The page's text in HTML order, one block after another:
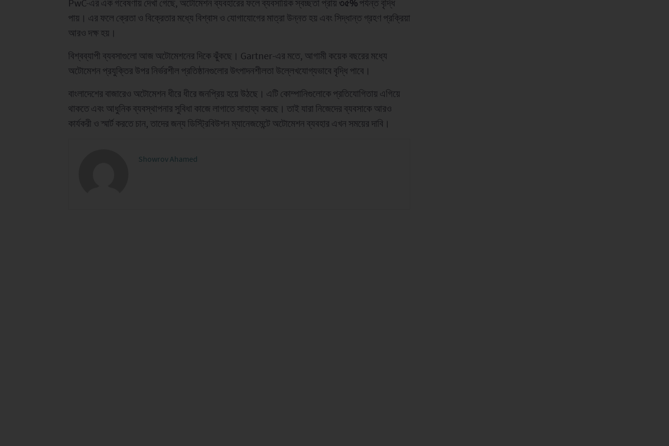
PwC-এর এক গবেষণায় দেখা গেছে, অটোমেশন ব্যবহারের ফলে ব্যবসায়িক স্বচ্ছতা প্রায় ৩৫% পর্যন্ত বৃদ্ধি
পায়। এর ফলে ক্রেতা ও বিক্রেতার মধ্যে বিশ্বাস ও যোগাযোগের মাত্রা উন্নত হয় এবং সিদ্ধান্ত গ্রহণ প্রক্রিয়া
আরও দক্ষ হয়।
বিশ্বব্যাপী ব্যবসাগুলো আজ অটোমেশনের দিকে ঝুঁকছে। Gartner-এর মতে, আগামী কয়েক বছরের মধ্যে
অটোমেশন প্রযুক্তির উপর নির্ভরশীল প্রতিষ্ঠানগুলোর উৎপাদনশীলতা উল্লেখযোগ্যভাবে বৃদ্ধি পাবে।
বাংলাদেশের বাজারেও অটোমেশন ধীরে ধীরে জনপ্রিয় হয়ে উঠছে। এটি কোম্পানিগুলোকে প্রতিযোগিতায় এগিয়ে
থাকতে এবং আধুনিক ব্যবস্থাপনার সুবিধা কাজে লাগাতে সাহায্য করছে। তাই যারা নিজেদের ব্যবসাকে আরও
কার্যকরী ও স্মার্ট করতে চান, তাদের জন্য ডিস্ট্রিবিউশন ম্যানেজমেন্টে অটোমেশন ব্যবহার এখন সময়ের দাবি।
Showrov Ahamed